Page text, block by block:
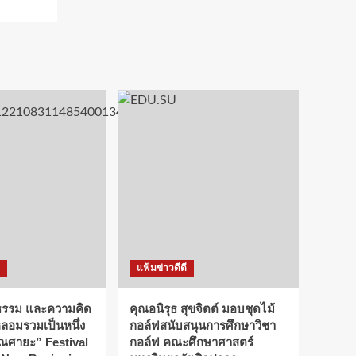
รม และความคิด
อมรวมเป็นหนึ่ง
ศายะ” Festival
แฟ้มข่าวดีดี
คุณอนิรุธ สุขจิตต์ มอบชุดไม้
กอล์ฟสนับสนุนการศึกษาวิชา
กอล์ฟ คณะศึกษาศาสตร์